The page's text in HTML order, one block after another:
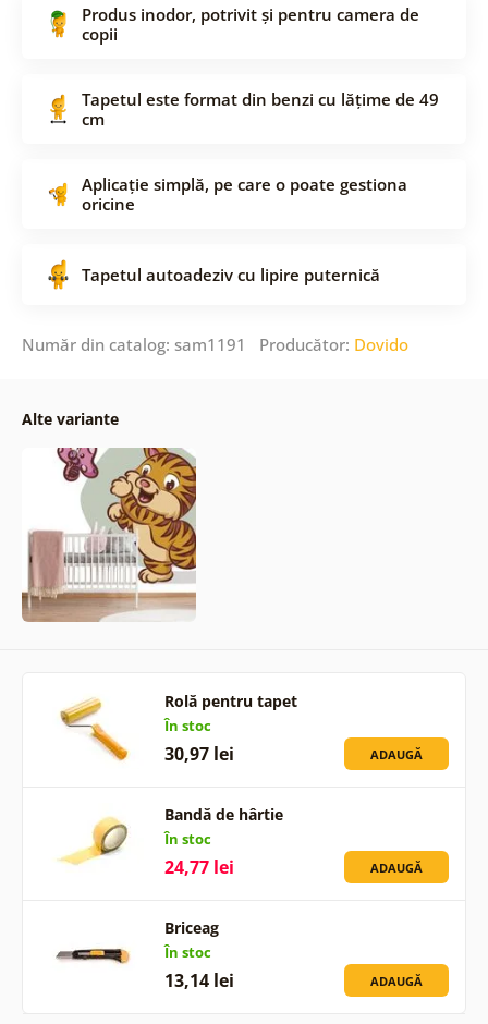
Produs inodor, potrivit și pentru camera de
copii
Tapetul este format din benzi cu lățime de 49
cm
Aplicație simplă, pe care o poate gestiona
oricine
Tapetul autoadeziv cu lipire puternică
Număr din catalog: sam1191 Producător: Dovido
Alte variante
Rolă pentru tapet
În stoc
30,97 lei ADAUGĂ
Bandă de hârtie
În stoc
24,77 lei ADAUGĂ
Briceag
În stoc
13,14 lei ADAUGĂ